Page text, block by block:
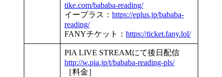
tike.com/bababa-reading/
イープラス： https://eplus.jp/bababa-
reading/
FANYチケット： https://ticket.fany.lol/
PIA LIVE STREAMにて後日配信
http://w.pia.jp/t/bababa-reading-pls/
［料金］